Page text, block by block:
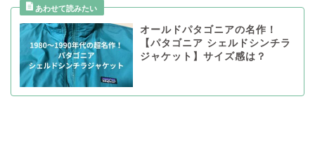
オールドパタゴニアの名作！
【パタゴニア シェルドシンチラ
ジャケット】サイズ感は？